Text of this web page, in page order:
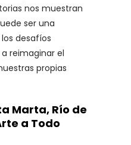
nos muestran
ser una
desafíos
reimaginar el
propias
Marta, Río de
a Todo